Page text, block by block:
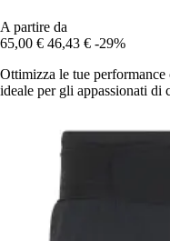
A partire da
65,00 € 46,43 € -29%
Ottimizza le tue
ideale per gli appassionati di